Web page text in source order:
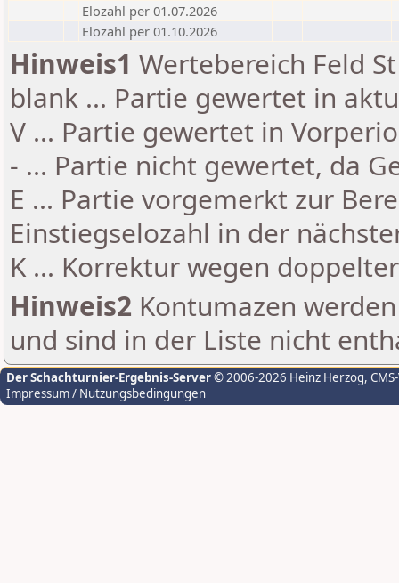
Elozahl per 01.07.2026
Elozahl per 01.10.2026
Hinweis1 Wertebereich Feld
blank ... Partie gewertet in
V ... Partie gewertet in
- ... Partie nicht gewertet, da
E ... Partie vorgemerkt zur
Einstiegselozahl in der
K ... Korrektur wegen
Hinweis2 Kontumazen
und sind in der Liste nicht
Der Schachturnier-Ergebnis-Server© 2006-2026 Heinz Herzog,
Impressum / Nutzungsbedingungen